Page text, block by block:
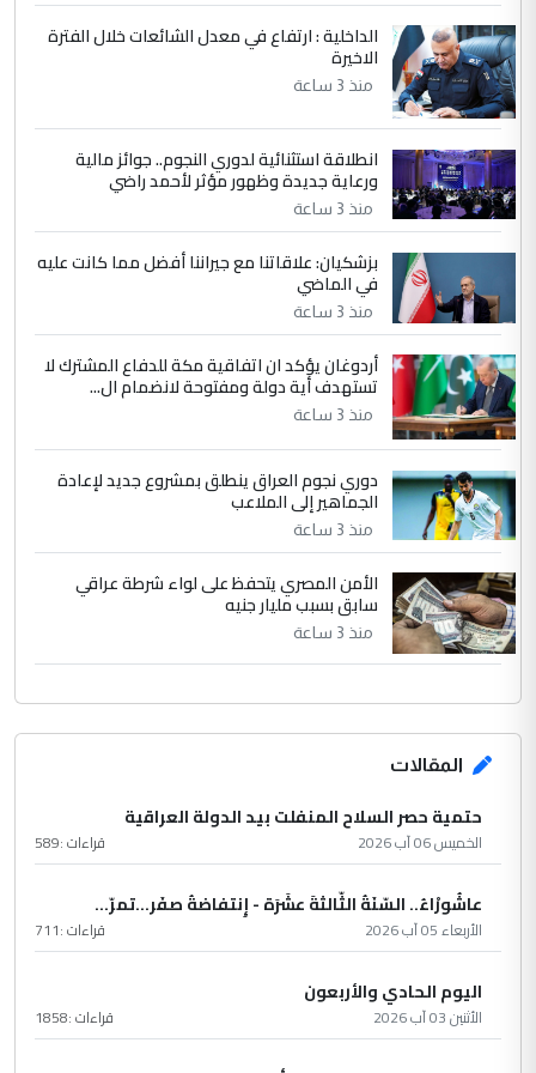
ابا فرات ...
الموضوع :
الجواهري يرد على صدام حسين سل
مضجعيك يابن الزنا (نص كامل)
5 سردار
التعليق : واحد من عصابة علي ماما يسقط
جنسية الرافد الثالث للعراق ومن اصول عريقة
الموضوع :
الجواهري يرد على صدام حسين سل
مضجعيك يابن الزنا (نص كامل)
الداخلية : ارتفاع في معدل الشائعات خلال الفترة
الاخيرة
منذ 3 ساعة
انطلاقة استثنائية لدوري النجوم.. جوائز مالية
ورعاية جديدة وظهور مؤثر لأحمد راضي
منذ 3 ساعة
بزشكيان: علاقاتنا مع جيراننا أفضل مما كانت عليه
في الماضي
منذ 3 ساعة
أردوغان يؤكد ان اتفاقية مكة للدفاع المشترك لا
تستهدف أية دولة ومفتوحة لانضمام ال...
منذ 3 ساعة
دوري نجوم العراق ينطلق بمشروع جديد لإعادة
الجماهير إلى الملاعب
منذ 3 ساعة
الأمن المصري يتحفظ على لواء شرطة عراقي
سابق بسبب مليار جنيه
منذ 3 ساعة
المقالات
حتمية حصر السلاح المنفلت بيد الدولة العراقية
الخميس 06 آب 2026 قراءات :589
عاشُورْاءُ.. السّنَةُ الثّالثةَ عشَرَة - إِنتفاضةُ صفَر…تمرّ...
الأربعاء 05 آب 2026 قراءات :711
اليوم الحادي والأربعون
الأثنين 03 آب 2026 قراءات :1858